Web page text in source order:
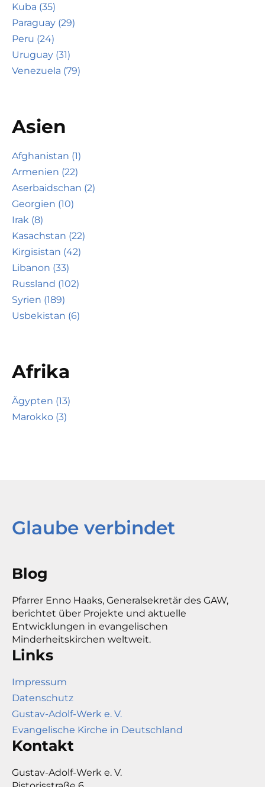
Kuba (35)
Paraguay (29)
Peru (24)
Uruguay (31)
Venezuela (79)
Asien
Afghanistan (1)
Armenien (22)
Aserbaidschan (2)
Georgien (10)
Irak (8)
Kasachstan (22)
Kirgisistan (42)
Libanon (33)
Russland (102)
Syrien (189)
Usbekistan (6)
Afrika
Ägypten (13)
Marokko (3)
Glaube verbindet
Blog
Pfarrer Enno Haaks, Generalsekretär des GAW,
berichtet über Projekte und aktuelle
Entwicklungen in evangelischen
Minderheitskirchen weltweit.
Links
Impressum
Datenschutz
Gustav-Adolf-Werk e. V.
Evangelische Kirche in Deutschland
Kontakt
Gustav-Adolf-Werk e. V.